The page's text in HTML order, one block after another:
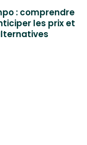
: comprendre
les prix et